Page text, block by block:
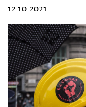
12.10.2021